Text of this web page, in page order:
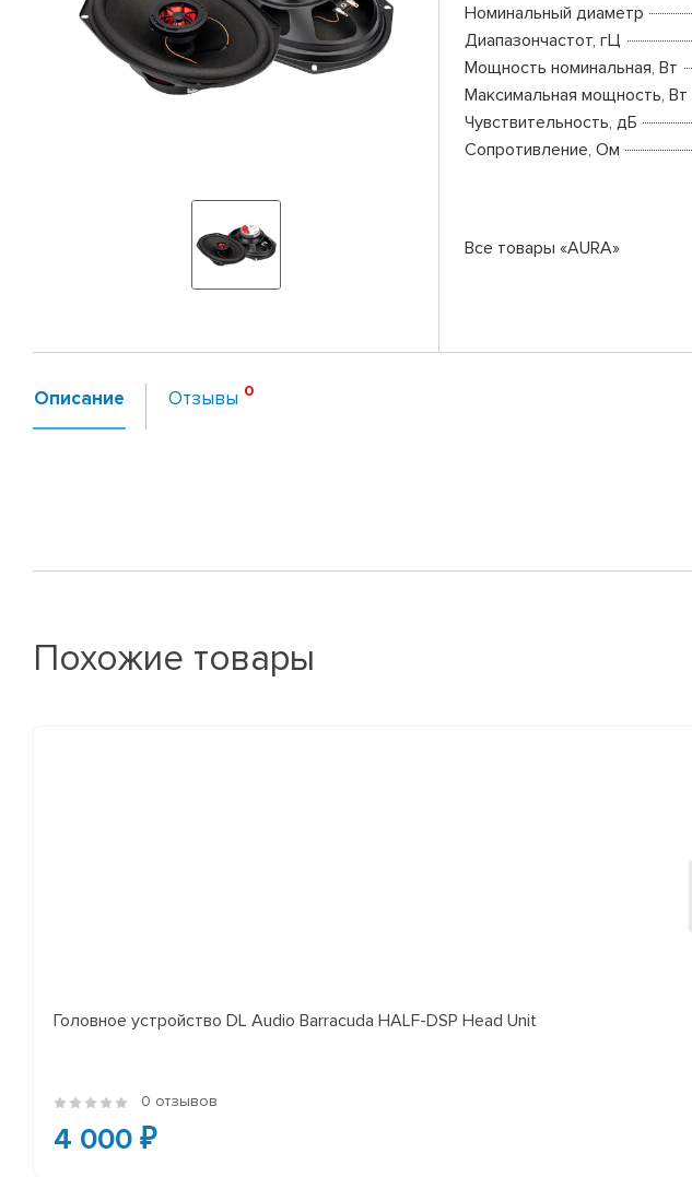
Номинальный диаметр
Диапазончастот, гЦ
Мощность номинальная, Вт
Максимальная мощность, Вт
Чувствительность, дБ
Сопротивление, Ом
Все товары «AURA»
Описание Отзывы
Похожие товары
Головное устройство DL Audio Barracuda HALF-DSP Head Unit
0 отзывов
4 000 ₽